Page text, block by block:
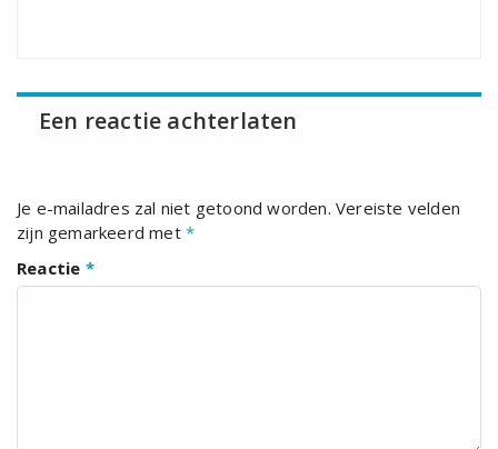
Een reactie achterlaten
Je e-mailadres zal niet getoond worden. Vereiste velden
zijn gemarkeerd met *
Reactie *